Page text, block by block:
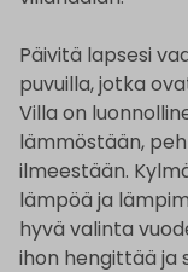
Päivitä lapsesi
puvuilla, jotka
Villa on
lämmöstään,
ilmeestään.
lämpöä ja
hyvä valinta
ihon hengittää ja